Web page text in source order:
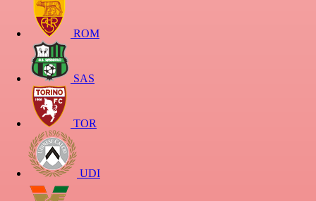
ROM
SAS
TOR
UDI